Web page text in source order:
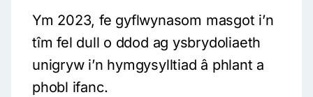
Ym 2023, fe gyflwynasom masgot i’n
tîm fel dull o ddod ag ysbrydoliaeth
unigryw i’n hymgysylltiad â phlant a
phobl ifanc.